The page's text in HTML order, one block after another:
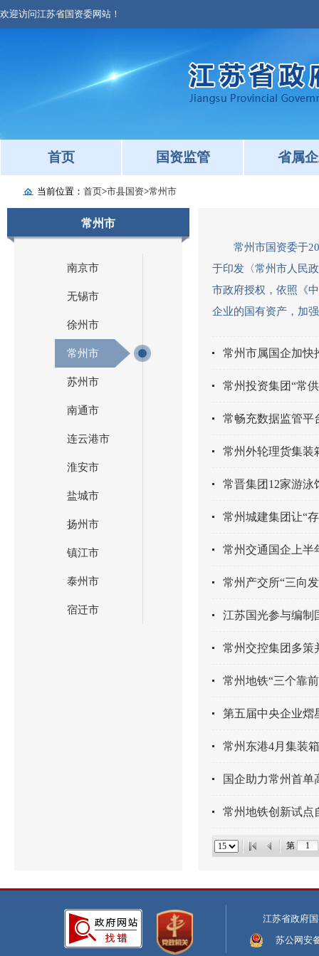
欢迎访问江苏省国资委网站！
首页 国资监管 省属
当前位置： 首页>市县国资>常州市
常州市
南京市
无锡市
徐州市
常州市
苏州市
南通市
连云港市
淮安市
盐城市
扬州市
镇江市
泰州市
宿迁市
常州市国资委于
于印发〈常州市人民
市政府授权，依照《
企业的国有资产，加
常州市属国企加快
常州投资集团“常
常畅充数据监管平
常州外轮理货集装
常晋集团12家游泳
常州城建集团让“
常州交通国企上半
常州产交所“三向
江苏国光参与编制
常州交控集团多策
常州地铁“三个靠
第五届中央企业熠
常州东港4月集装
国企助力常州首单
常州地铁创新试点
第
江苏省政府
苏公网安